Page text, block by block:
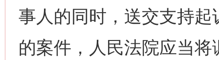
事人的同时，送交支持
的案件，人民法院应当